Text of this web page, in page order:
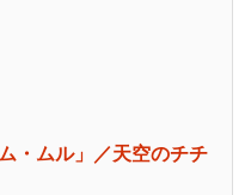
・ムル」／天空のチチ